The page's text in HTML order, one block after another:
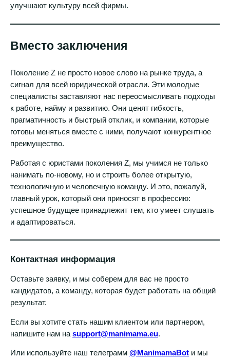
улучшают культуру всей фирмы.
Вместо заключения
Поколение Z не просто новое слово на рынке труда, а
сигнал для всей юридической отрасли. Эти молодые
специалисты заставляют нас переосмысливать подходы
к работе, найму и развитию. Они ценят гибкость,
прагматичность и быстрый отклик, и компании, которые
готовы меняться вместе с ними, получают конкурентное
преимущество.
Работая с юристами поколения Z, мы учимся не только
нанимать по-новому, но и строить более открытую,
технологичную и человечную команду. И это, пожалуй,
главный урок, который они приносят в профессию:
успешное будущее принадлежит тем, кто умеет слушать
и адаптироваться.
Контактная информация
Оставьте заявку, и мы соберем для вас не просто
кандидатов, а команду, которая будет работать на общий
результат.
Если вы хотите стать нашим клиентом или партнером,
напишите нам на support@manimama.eu.
Или используйте наш телеграмм @ManimamaBot и мы